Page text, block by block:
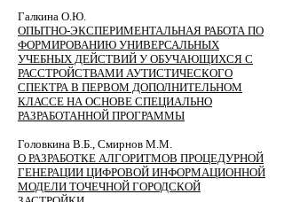
Галкина О.Ю.
ОПЫТНО-ЭКСПЕРИМЕНТАЛЬНАЯ РАБОТА ПО
ФОРМИРОВАНИЮ УНИВЕРСАЛЬНЫХ
УЧЕБНЫХ ДЕЙСТВИЙ У ОБУЧАЮЩИХСЯ С
РАССТРОЙСТВАМИ АУТИСТИЧЕСКОГО
СПЕКТРА В ПЕРВОМ ДОПОЛНИТЕЛЬНОМ
КЛАССЕ НА ОСНОВЕ СПЕЦИАЛЬНО
РАЗРАБОТАННОЙ ПРОГРАММЫ
Головкина В.Б., Смирнов М.М.
О РАЗРАБОТКЕ АЛГОРИТМОВ ПРОЦЕДУРНОЙ
ГЕНЕРАЦИИ ЦИФРОВОЙ ИНФОРМАЦИОННОЙ
МОДЕЛИ ТОЧЕЧНОЙ ГОРОДСКОЙ